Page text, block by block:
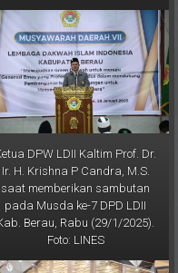
Ketua DPW LDII Kaltim Prof. Dr.
Ir. H. Krishna P Candra, M.S.
saat memberikan sambutan
pada Musda ke-7 DPD LDII
Kab. Berau, Rabu (29/1/2025).
Foto: LINES